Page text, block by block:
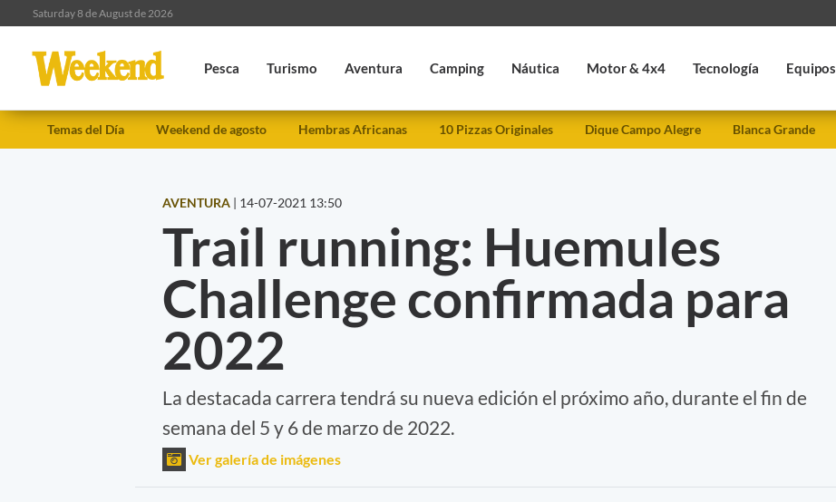
Saturday 8 de August de 2026
Pesca Turismo Aventura Camping Náutica Motor & 4x4 Tecnología Equipos
Temas del Día Weekend de agosto Hembras Africanas 10 Pizzas Originales Dique Campo Alegre Blanca Grande
AVENTURA | 14-07-2021 13:50
Trail running: Huemules
Challenge confirmada para
2022
La destacada carrera tendrá su nueva edición el próximo año, durante el fin de
semana del 5 y 6 de marzo de 2022.
Ver galería de imágenes